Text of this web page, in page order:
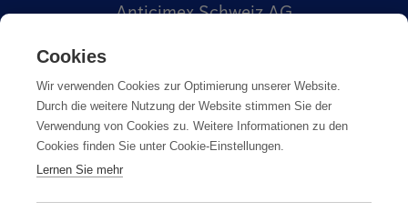
Anticimex Schweiz AG
Impronta
Cookies
Wir verwenden Cookies zur Optimierung unserer Website.
Durch die weitere Nutzung der Website stimmen Sie der
Verwendung von Cookies zu. Weitere Informationen zu den
Cookies finden Sie unter Cookie-Einstellungen.
Lernen Sie mehr